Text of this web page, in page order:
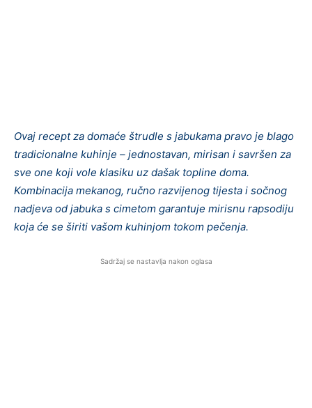
Ovaj recept za domaće štrudle s jabukama pravo je blago
tradicionalne kuhinje – jednostavan, mirisan i savršen za
sve one koji vole klasiku uz dašak topline doma.
Kombinacija mekanog, ručno razvijenog tijesta i sočnog
nadjeva od jabuka s cimetom garantuje mirisnu rapsodiju
koja će se širiti vašom kuhinjom tokom pečenja.
Sadržaj se nastavlja nakon oglasa